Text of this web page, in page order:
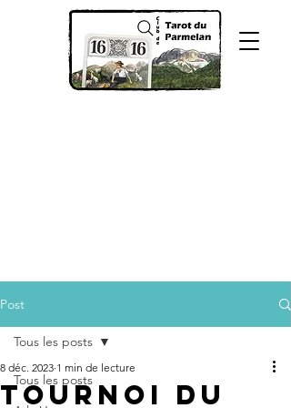
Post
Tous les posts
Tous les posts
Tournoi du
8 déc. 2023 1 min de lecture